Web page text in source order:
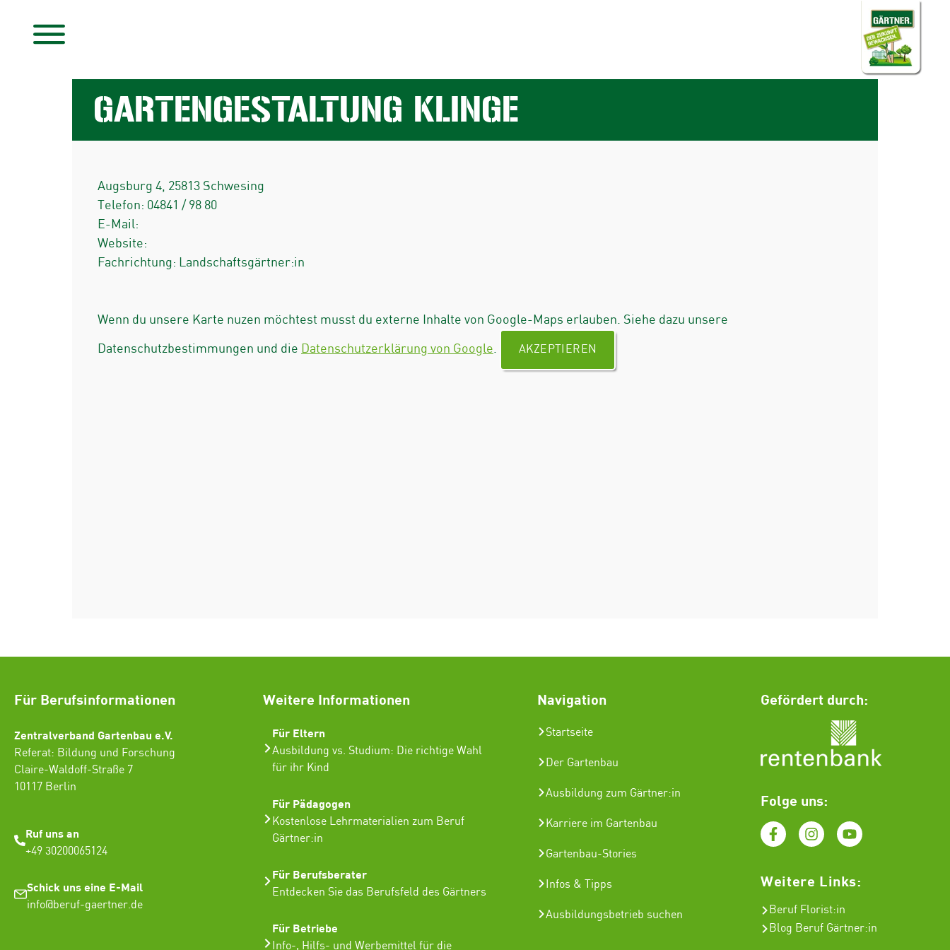
GARTENGESTALTUNG KLINGE
Augsburg 4 25813 Schwesing
Telefon: 04841 / 98 80
E-Mail:
Website:
Fachrichtung: Landschaftsgärtner:in
Wenn du unsere Karte nuzen möchtest musst du externe Inhalte von Google-Maps erlauben. Siehe dazu unsere
Datenschutzbestimmungen und die Datenschutzerklärung von Google AKZEPTIEREN
Für Berufsinformationen
Zentralverband Gartenbau e.V.
Referat: Bildung und Forschung
Claire-Waldoff-Straße 7
10117 Berlin
Ruf uns an
+49 30200065124
Schick uns eine E-Mail
info@beruf-gaertner.de
Weitere Informationen
Für Eltern
Ausbildung vs. Studium: Die richtige Wahl
für ihr Kind
Für Pädagogen
Kostenlose Lehrmaterialien zum Beruf
Gärtner:in
Für Berufsberater
Entdecken Sie das Berufsfeld des Gärtners
Für Betriebe
Info-, Hilfs- und Werbemittel für die
Navigation
Startseite
Der Gartenbau
Ausbildung zum Gärtner:in
Karriere im Gartenbau
Gartenbau-Stories
Infos & Tipps
Ausbildungsbetrieb suchen
Gefördert durch:
Folge uns:
Weitere Links:
Beruf Florist:in
Blog Beruf Gärtner:in